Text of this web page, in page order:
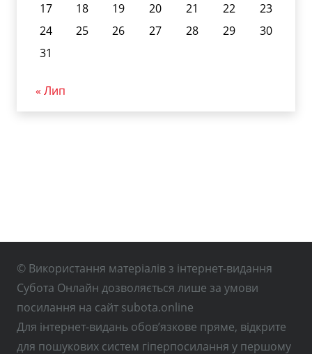
17
18 19 20 21 22
23
24
25 26 27 28 29
30
31
« Лип
© Використання матеріалів з інтернет-видання
Субота Онлайн дозволяється лише за умови
посилання на сайт subota.online
Для інтернет-видань обов’язкове пряме, відкрите
для пошукових систем гіперпосилання у першому